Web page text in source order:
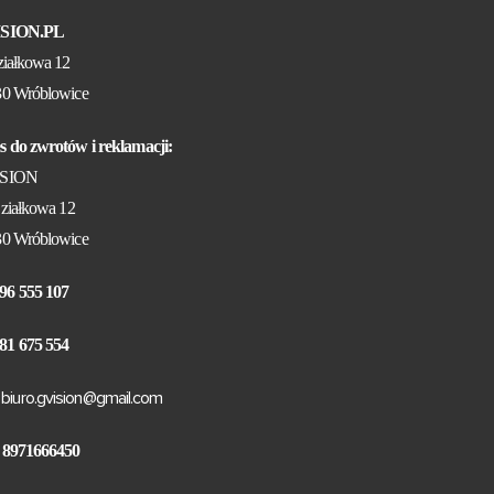
12
Wróblowice
do zwrotów i reklamacji:
12
Wróblowice
555 107
675 554
biuro.gvision@gmail.com